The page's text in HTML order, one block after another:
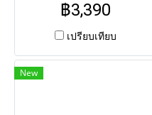
ผู้วายชนม์ครั้งสุดท้าย จัดโดย
ช่างมืออาชีพ จัดส่งตรงถึงศาลา
฿3,390
เปรียบเทียบ
New